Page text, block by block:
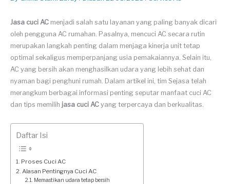
Jasa cuci AC menjadi salah satu layanan yang paling banyak dicari
oleh pengguna AC rumahan. Pasalnya, mencuci AC secara rutin
merupakan langkah penting dalam menjaga kinerja unit tetap
optimal sekaligus memperpanjang usia pemakaiannya. Selain itu,
AC yang bersih akan menghasilkan udara yang lebih sehat dan
nyaman bagi penghuni rumah. Dalam artikel ini, tim Sejasa telah
merangkum berbagai informasi penting seputar manfaat cuci AC
dan tips memilih jasa cuci AC yang terpercaya dan berkualitas.
Daftar Isi
Proses Cuci AC
Alasan Pentingnya Cuci AC
Memastikan udara tetap bersih